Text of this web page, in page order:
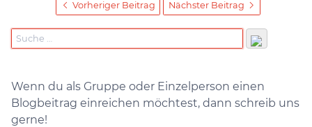
Vorheriger Beitrag Nächster Beitrag
Wenn du als Gruppe oder Einzelperson einen
Blogbeitrag einreichen möchtest, dann schreib uns
gerne!